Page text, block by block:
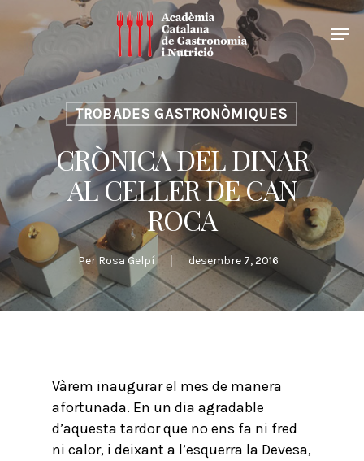
TROBADES GASTRONÒMIQUES
CRÒNICA DEL DINAR
AL CELLER DE CAN
ROCA
Per Rosa Gelpí desembre 7, 2016
Vàrem inaugurar el mes de manera
afortunada. En un dia agradable
d’aquesta tardor que no ens fa ni fred
ni calor, i deixant a l’esquerra la Devesa,